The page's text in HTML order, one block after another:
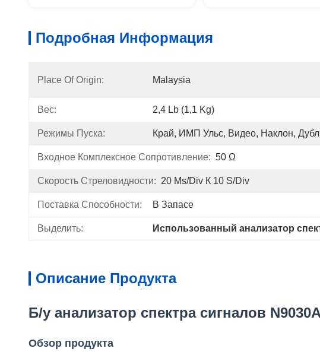
Подробная Информация
Place Of Origin: Malaysia
Вес: 2,4 Lb (1,1 Kg)
Режимы Пуска: Край, ИМП Ульс, Видео, Наклон,
Входное Комплексное Сопротивление: 50 Ω
Скорость Стреловидности: 20 Μs/div К 10 S/div
Поставка Способности: В Запасе
Выделить: Использованный анализатор
Описание Продукта
Б/у анализатор спектра сигналов
Обзор продукта